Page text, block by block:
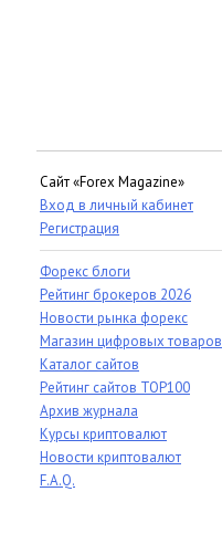
Сайт «Forex Magazine»
Вход в личный кабинет
Регистрация
Форекс блоги
Рейтинг брокеров 2026
Новости рынка форекс
Магазин цифровых товаров
Каталог сайтов
Рейтинг сайтов TOP100
Архив журнала
Курсы криптовалют
Новости криптовалют
F.A.Q.